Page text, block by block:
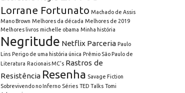
Lorrane Fortunato Machado de Assis
Mano Brown Melhores da década Melhores de 2019
Melhores livros michelle obama Minha história
Negritude Netflix Parceria Paulo
Lins Perigo de uma história única Prêmio São Paulo de
Literatura Racionais MC's Rastros de
Resistência Resenha Savage Fiction
Sobrevivendo no Inferno Séries TED Talks Tomi